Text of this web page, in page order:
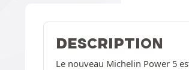
DESCRIPTION
Le nouveau Michelin Power 5